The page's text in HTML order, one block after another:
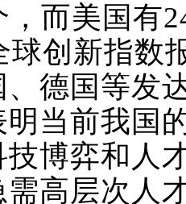
，而美国有
球创新指数
德国等发
明当前我国
博弈和人
需高层次人